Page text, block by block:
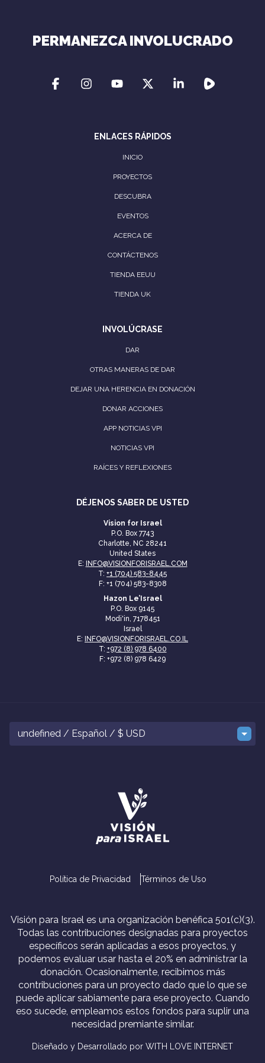
PERMANEZCA INVOLUCRADO
ENLACES RÁPIDOS
INICIO
PROYECTOS
DESCUBRA
EVENTOS
ACERCA DE
CONTÁCTENOS
TIENDA EEUU
TIENDA UK
INVOLÚCRASE
DAR
OTRAS MANERAS DE DAR
DEJAR UNA HERENCIA EN DONACIÓN
DONAR ACCIONES
APP NOTICIAS VPI
NOTICIAS VPI
RAÍCES Y REFLEXIONES
DÉJENOS SABER DE USTED
Vision for Israel
P.O. Box 7743
Charlotte, NC 28241
United States
E:
INFO@VISIONFORISRAEL.COM
T: +1 (704) 583-8445
F: +1 (704) 583-8308
Hazon Le’Israel
P.O. Box 9145
Modi'in, 7178451
Israel
E:
INFO@VISIONFORISRAEL.CO.IL
T: +972 (8) 978 6400
F: +972 (8) 978 6429
undefined / Español / $ USD
Política de Privacidad Términos de Uso
Visión para Israel es una organización benéfica 501(c)(3).
Todas las contribuciones designadas para proyectos
específicos serán aplicadas a esos proyectos, y
podemos evaluar usar hasta el 20% en administrar la
donación. Ocasionalmente, recibimos más
contribuciones para un proyecto dado que lo que se
puede aplicar sabiamente para ese proyecto. Cuando
eso sucede, empleamos estos fondos para suplir una
necesidad premiante similar.
Diseñado y Desarrollado por WITH LOVE INTERNET